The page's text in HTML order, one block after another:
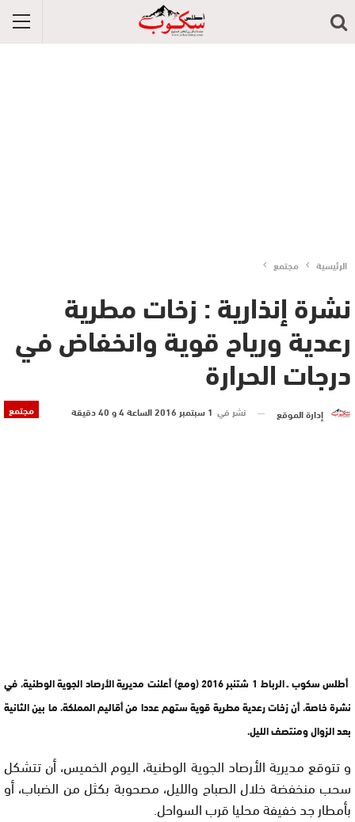
الرئيسية مجتمع
نشرة إنذارية : زخات مطرية
رعدية ورياح قوية وانخفاض في
درجات الحرارة
مجتمع إدارة الموقع نشر في 1 سبتمبر 2016 الساعة 4 و 40 دقيقة
أطلس سكوب ـ الرباط 1 شتنبر 2016 (ومع) أعلنت مديرية الأرصاد الجوية الوطنية، في
نشرة خاصة، أن زخات رعدية مطرية قوية ستهم عددا من أقاليم المملكة، ما بين الثانية
بعد الزوال ومنتصف الليل.
و تتوقع مديرية الأرصاد الجوية الوطنية، اليوم الخميس، أن تتشكل
سحب منخفضة خلال الصباح والليل، مصحوبة بكثل من الضباب، أو
بأمطار جد خفيفة محليا قرب السواحل.